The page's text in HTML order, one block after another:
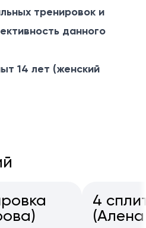
тренировок и
данного
14 лет (женский
4